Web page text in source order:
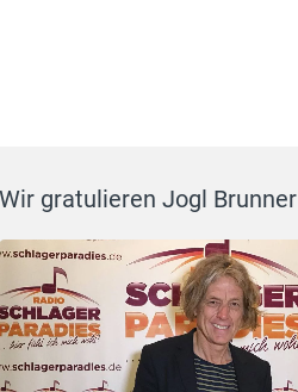
Wir gratulieren Jogl Brunner